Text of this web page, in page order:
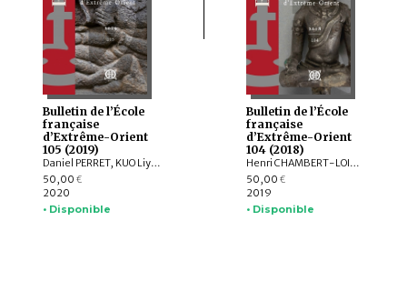
Bulletin de l’École
française
d’Extrême-Orient
105 (2019)
Daniel PERRET, KUO Liying, Andrew HARDY, Frédéric GIRARD, Jiří JÁKL, Pauline SEBILLAUD, LIU Xiaoxi, AGUSTIJANTO INDRAJAYA, Véronique DEGROOT, Franciscus VERELLEN, Nicolas CANE, INDUNG PANCA PUTRA, ARY SETYASTUTI, SUBAGYO PRAMUMIJOYO, AGNI SESARIA MOCHTAR, Patrick DALY, Edmund EDWARDS MCKINNON, R. Michael FEENER, TAI YEW SENG , ARDIANSYAH , Andrew PARNELL, NIZAMUDDIN , Nazli ISMAIL, Kerry SIEH, Jedrzej MAJEWSKI, Max DEEG, Elizabeth BERGER, HOU Kan, SUKAWATI SUSETYO, MOHD. SHERMAN BIN SAUFFI
50,00 €
2020
• Disponible
Bulletin de l’École
française
d’Extrême-Orient
104 (2018)
Henri CHAMBERT-LOIR, Hubert DELAHAYE, Aude FAVEREAU, Thomas Oliver PRYCE, Brice VINCENT, Pierre BAPTISTE, Andrea ACRI, David BOURGARIT, Grégory KOURILSKY, Lynn ATE, Tin Tin WIN, Louis CHAMPION, Thu Thu WIN, Kalayar MYAT MYAT HTWE, Aye Aye MAR, Baptiste PRADIER, Anna WILLIS, Mathilde MECHLING, Michele STEPHEN, Alexis LYCAS, LEI Yang, William Lloyd GIBSON, CAST:ING
50,00 €
2019
• Disponible